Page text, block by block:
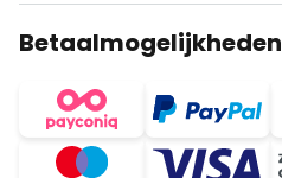
Betaalmogelijkheden